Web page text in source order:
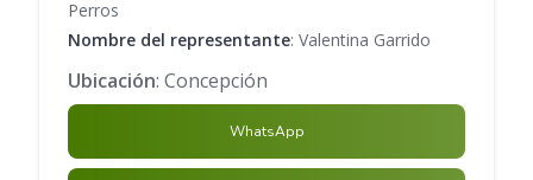
Perros
Nombre del representante: Valentina Garrido
Ubicación: Concepción
WhatsApp